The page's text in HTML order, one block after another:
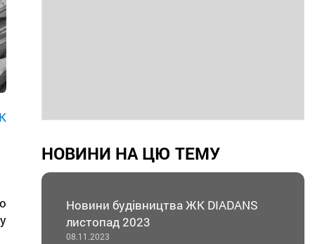
НОВИНИ НА ЦЮ ТЕМУ
Новини будівництва ЖК DIADANS
листопад 2023
08.11.2023